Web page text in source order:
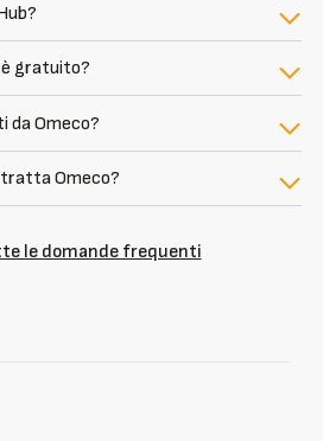
è gratuito?
da Omeco?
tratta Omeco?
le domande frequenti